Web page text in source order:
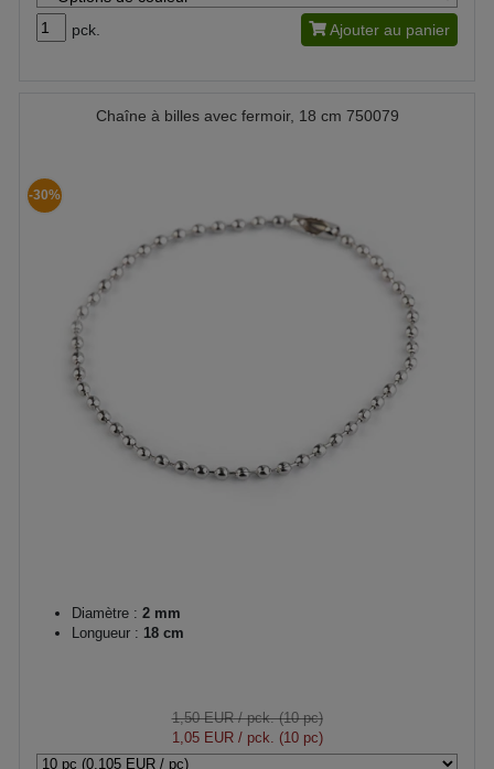
pck. Ajouter au panier
Chaîne à billes avec fermoir, 18 cm 750079
-30%
Diamètre : 2 mm
Longueur : 18 cm
1,50 EUR/ pck. (10 pc)
1,05 EUR/ pck. (10 pc)